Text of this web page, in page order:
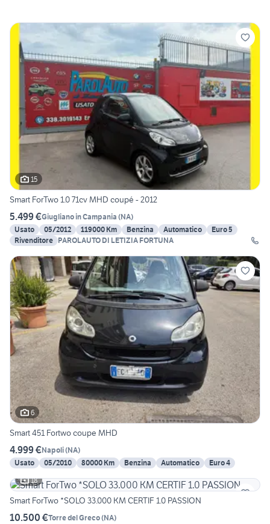
15
Smart ForTwo 1.0 71cv MHD coupé - 2012
5.499 €Giugliano in Campania (NA)
Usato
05/2012 119000 Km Benzina Automatico
Euro 5
Rivenditore PAROLAUTO DI LETIZIA FORTUNA
6
Smart 451 Fortwo coupe MHD
4.999 €Napoli(NA)
Usato
05/2010 80000 Km Benzina Automatico
Euro 4
18
Smart ForTwo *SOLO 33.000 KM CERTIF 1.0 PASSION
10.500 €Torre del Greco(NA)